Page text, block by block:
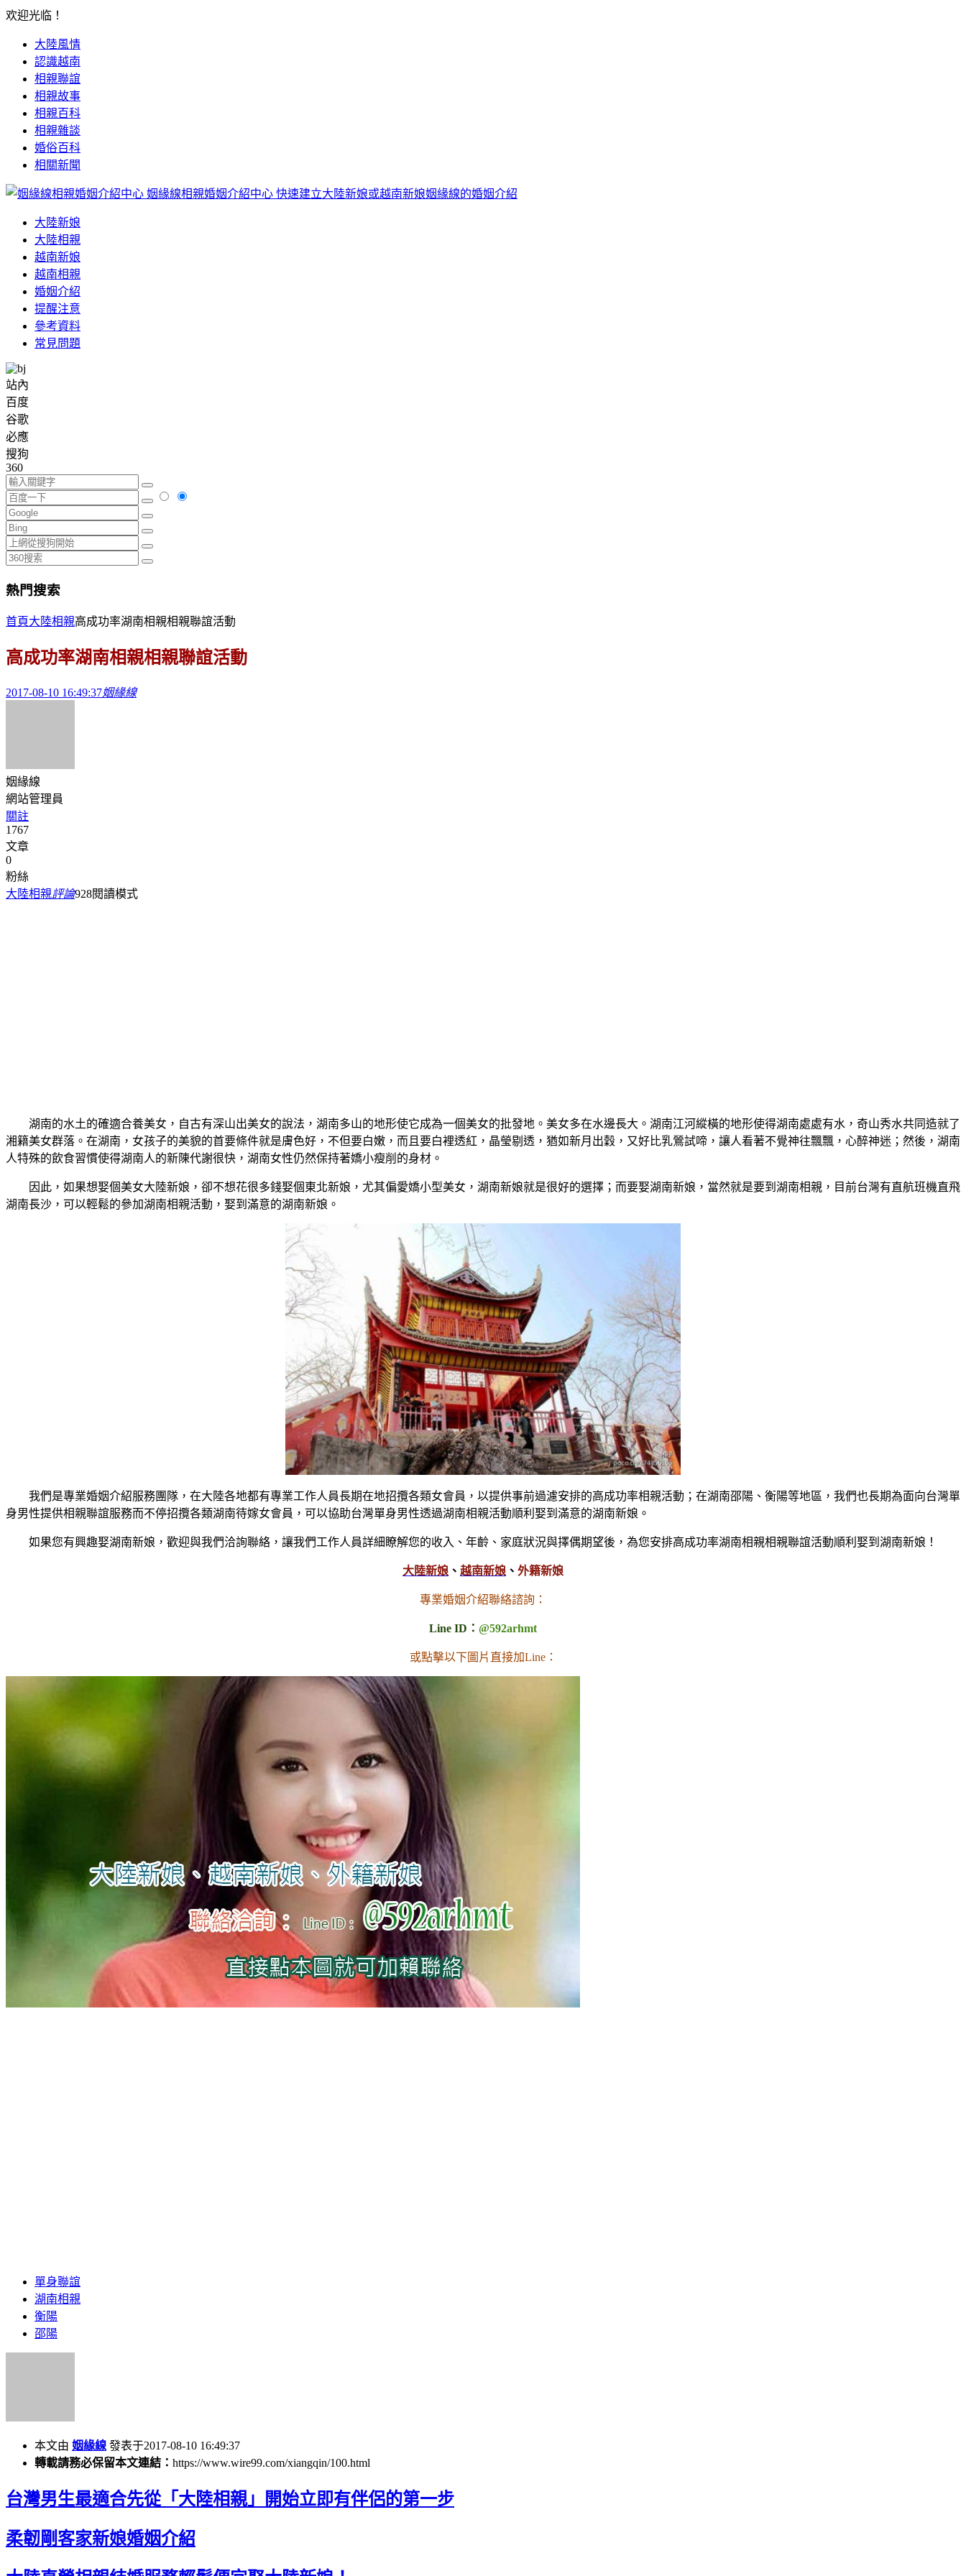
欢迎光临！
大陸風情
認識越南
相親聯誼
相親故事
相親百科
相親雜談
婚俗百科
相關新聞
姻緣線相親婚姻介紹中心 快速建立大陸新娘或越南新娘姻緣線的婚姻介紹
大陸新娘
大陸相親
越南新娘
越南相親
婚姻介紹
提醒注意
參考資料
常見問題
站內
百度
谷歌
必應
搜狗
360
熱門搜索
首頁大陸相親高成功率湖南相親相親聯誼活動
高成功率湖南相親相親聯誼活動
2017-08-10 16:49:37姻緣線
姻緣線
網站管理員
關註
1767
文章
0
粉絲
大陸相親評論928閱讀模式
湖南的水土的確適合養美女，自古有深山出美女的說法，湖南多山的地形使它成為一個美女的批發地。美女多在水邊長大。湖南江河縱橫的地形使得湖南處處有水，奇山秀水共同造就了
湘籍美女群落。在湖南，女孩子的美貌的首要條件就是膚色好，不但要白嫩，而且要白裡透紅，晶瑩剔透，猶如新月出穀，又好比乳鶯試啼，讓人看著不覺神往飄飄，心醉神迷；然後，湖南
人特殊的飲食習慣使得湖南人的新陳代謝很快，湖南女性仍然保持著嬌小瘦削的身材。
因此，如果想娶個美女大陸新娘，卻不想花很多錢娶個東北新娘，尤其偏愛嬌小型美女，湖南新娘就是很好的選擇；而要娶湖南新娘，當然就是要到湖南相親，目前台灣有直航班機直飛
湖南長沙，可以輕鬆的參加湖南相親活動，娶到滿意的湖南新娘。
我們是專業婚姻介紹服務團隊，在大陸各地都有專業工作人員長期在地招攬各類女會員，以提供事前過濾安排的高成功率相親活動；在湖南邵陽、衡陽等地區，我們也長期為面向台灣單
身男性提供相親聯誼服務而不停招攬各類湖南待嫁女會員，可以協助台灣單身男性透過湖南相親活動順利娶到滿意的湖南新娘。
如果您有興趣娶湖南新娘，歡迎與我們洽詢聯絡，讓我們工作人員詳細瞭解您的收入、年齡、家庭狀況與擇偶期望後，為您安排高成功率湖南相親相親聯誼活動順利娶到湖南新娘！
大陸新娘 、 越南新娘 、 外籍新娘
專業婚姻介紹聯絡諮詢：
Line ID： @592arhmt
或點擊以下圖片直接加Line：
單身聯誼
湖南相親
衡陽
邵陽
本文由 姻緣線 發表于2017-08-10 16:49:37
轉載請務必保留本文連結： https://www.wire99.com/xiangqin/100.html
台灣男生最適合先從「大陸相親」開始立即有伴侶的第一步
柔韌剛客家新娘婚姻介紹